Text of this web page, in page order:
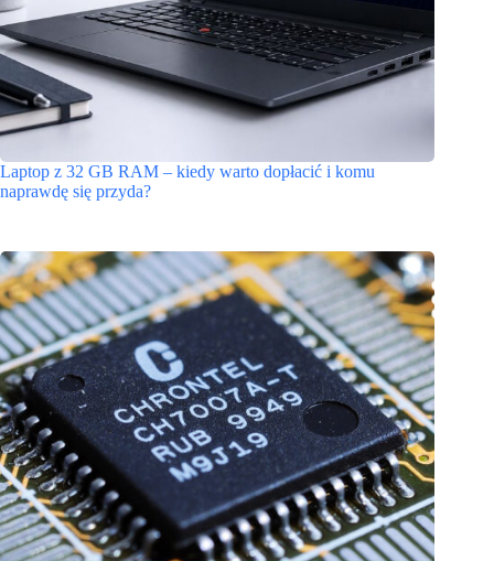
Laptop z 32 GB RAM – kiedy warto dopłacić i komu
naprawdę się przyda?